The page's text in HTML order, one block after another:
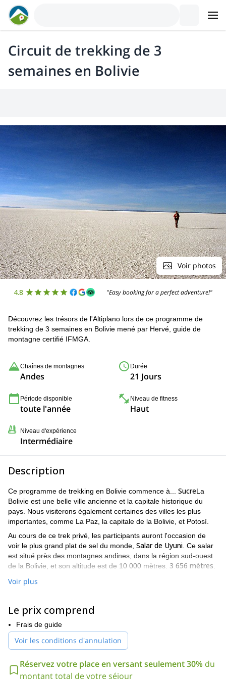
Circuit de trekking de 3
semaines en Bolivie
Voir photos
4.8 "Easy booking for a perfect adventure!"
Découvrez les trésors de l'Altiplano lors de ce programme de
trekking de 3 semaines en Bolivie mené par Hervé, guide de
montagne certifié IFMGA.
Chaînes de montagnes
Andes
Durée
21 Jours
Période disponible
toute l'année
Niveau de fitness
Haut
Niveau d'expérience
Intermédiaire
Description
Ce programme de trekking en Bolivie commence à... SucreLa
Bolivie est une belle ville ancienne et la capitale historique du
pays. Nous visiterons également certaines des villes les plus
importantes, comme La Paz, la capitale de la Bolivie, et Potosí.
Au cours de ce trek privé, les participants auront l'occasion de
voir le plus grand plat de sel du monde, Salar de Uyuni . Ce salar
est situé près des montagnes andines, dans la région sud-ouest
de la Bolivie, et son altitude est de 10 000 mètres. 3 656 mètres
Les points forts de ce programme seront le lac Titicaca et l'Isla
la zone frontalière entre la Bolivie et le Pérou. Isla del Sol est une
belle île située dans la partie sud du lac.
En outre, les participants auront la possibilité d'escalader l'un des
nombreux volcans entourant le Salar de Uyuni et de traverser à
Pour un itinéraire plus détaillé, jetez un coup d'œil au bas de la
Voir plus
Le prix comprend
Frais de guide
Voir les conditions d'annulation
Réservez votre place en versant seulement 30% du
montant total de votre séjour